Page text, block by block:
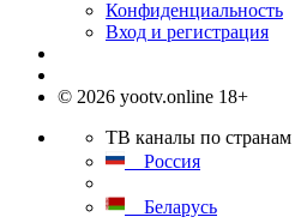
Конфиденциальность
Вход и регистрация
© 2026 yootv.online 18+
ТВ каналы по странам
Россия
Беларусь